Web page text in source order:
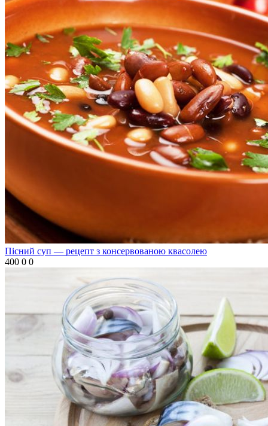
Пісний суп — рецепт з консервованою квасолею
400 0 0